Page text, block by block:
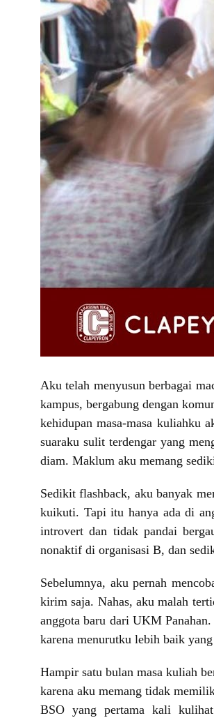
Aku telah menyusun berbagai
kampus, bergabung dengan
kehidupan masa-masa kuliahku
suaraku sulit terdengar yang
diam. Maklum aku memang
Sedikit flashback, aku banyak
kuikuti. Tapi itu hanya ada di
introvert dan tidak pandai
nonaktif di organisasi B, dan
Sebelumnya, aku pernah
kirim saja. Nahas, aku malah
anggota baru dari UKM
karena menurutku lebih baik
Hampir satu bulan masa kuliah
karena aku memang tidak
BSO yang pertama kali